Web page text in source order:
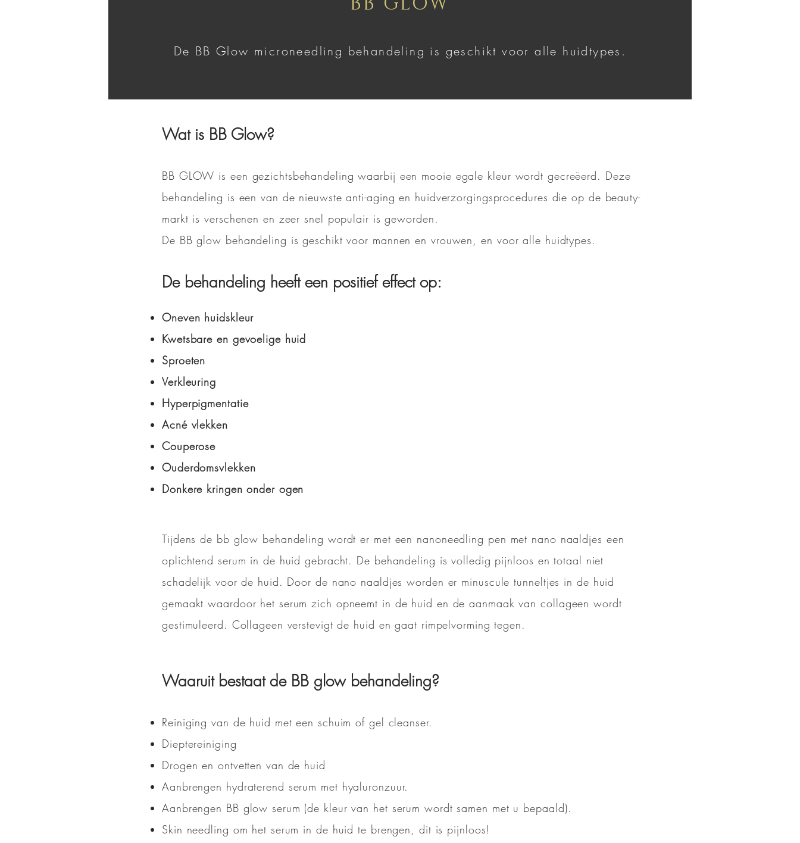
De BB Glow microneedling behandeling is geschikt voor alle huidtypes.
Wat is BB Glow?
BB GLOW is een gezichtsbehandeling waarbij een mooie egale kleur wordt gecreëerd. Deze
behandeling is een van de nieuwste anti-aging en huidverzorgingsprocedures die op de beauty-
markt is verschenen en zeer snel populair is geworden.
De BB glow behandeling is geschikt voor mannen en vrouwen, en voor alle huidtypes.
De behandeling heeft een positief effect op:
Oneven huidskleur
Kwetsbare en gevoelige huid
Sproeten
Verkleuring
Hyperpigmentatie
Acné vlekken
Couperose
Ouderdomsvlekken
Donkere kringen onder ogen
Tijdens de bb glow behandeling wordt er met een nanoneedling pen met nano naaldjes een
oplichtend serum in de huid gebracht. De behandeling is volledig pijnloos en totaal niet
schadelijk voor de huid. Door de nano naaldjes worden er minuscule tunneltjes in de huid
gemaakt waardoor het serum zich opneemt in de huid en de aanmaak van collageen wordt
gestimuleerd. Collageen verstevigt de huid en gaat rimpelvorming tegen.
Waaruit bestaat de BB glow behandeling?
Reiniging van de huid met een schuim of gel cleanser.
Dieptereiniging
Drogen en ontvetten van de huid
Aanbrengen hydraterend serum met hyaluronzuur.
Aanbrengen BB glow serum (de kleur van het serum wordt samen met u bepaald).
Skin needling om het serum in de huid te brengen, dit is pijnloos!